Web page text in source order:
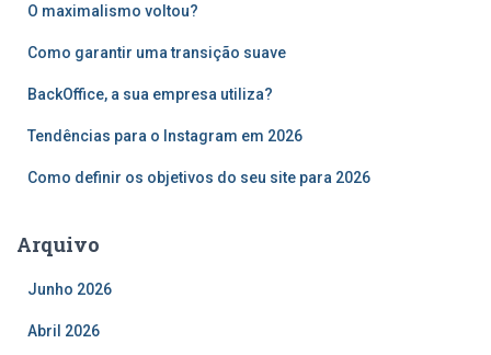
O maximalismo voltou?
Como garantir uma transição suave
BackOffice, a sua empresa utiliza?
Tendências para o Instagram em 2026
Como definir os objetivos do seu site para 2026
Arquivo
Junho 2026
Abril 2026